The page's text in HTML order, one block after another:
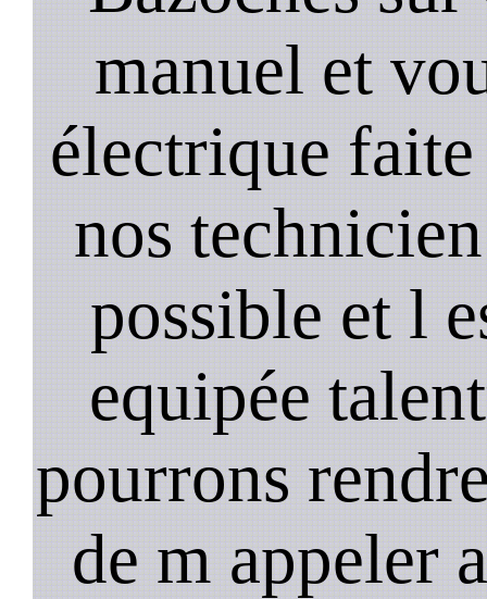
manuel et
électrique
nos
possible et l
equipée
pourrons
de m appeler